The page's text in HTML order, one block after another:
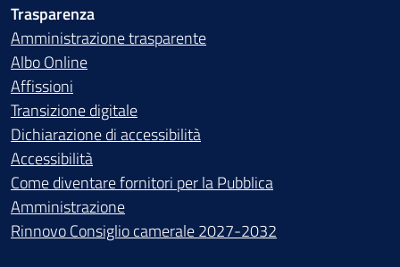
Trasparenza
Amministrazione trasparente
Albo Online
Affissioni
Transizione digitale
Dichiarazione di accessibilità
Accessibilità
Come diventare fornitori per la Pubblica
Amministrazione
Rinnovo Consiglio camerale 2027-2032